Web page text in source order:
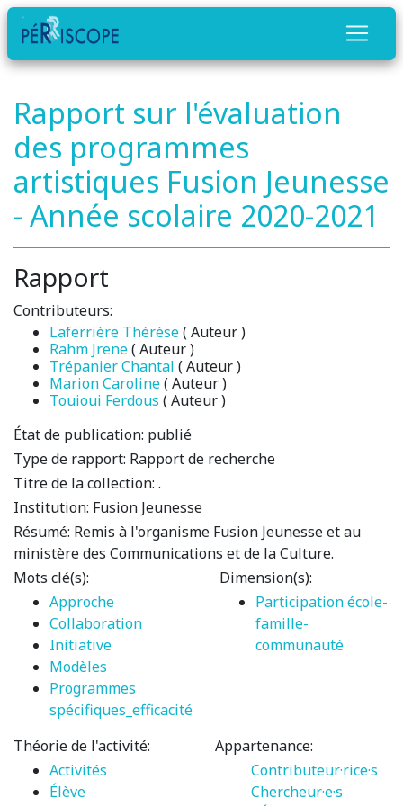
Rapport sur l'évaluation
des programmes
artistiques Fusion Jeunesse
- Année scolaire 2020-2021
Rapport
Contributeurs:
Laferrière Thérèse( Auteur )
Rahm Jrene( Auteur )
Trépanier Chantal ( Auteur )
Marion Caroline( Auteur )
Touioui Ferdous ( Auteur )
État de publication: publié
Type de rapport: Rapport de recherche
Titre de la collection: .
Institution: Fusion Jeunesse
Résumé: Remis à l'organisme Fusion Jeunesse et au
ministère des Communications et de la Culture.
Mots clé(s):
Approche
Collaboration
Initiative
Modèles
Programmes
spécifiques_efficacité
Dimension(s):
Participation école-
famille-
communauté
Théorie de l'activité:
Activités
Élève
Appartenance:
Contributeur·rice·s
Chercheur·e·s